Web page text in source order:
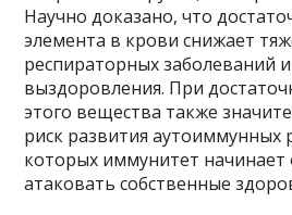
Научно доказано, что
элемента в крови снижает
респираторных заболеваний
выздоровления. При
этого вещества также
риск развития аутоиммунных
которых иммунитет
атаковать собственные